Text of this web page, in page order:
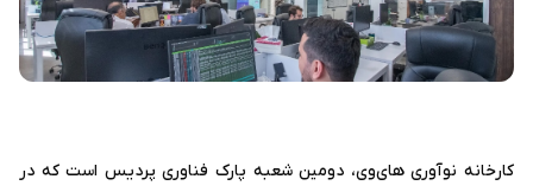
کارخانه نوآوری های‌وی، دومین شعبه پارک فناوری پردیس است که در